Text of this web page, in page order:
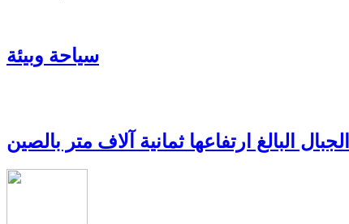
سياحة وبيئة
البالغ ارتفاعها ثمانية آلاف متر بالصين